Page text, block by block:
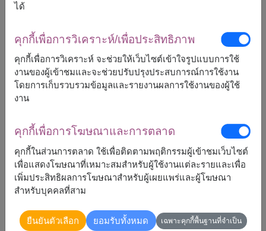
หมายเหตุ:
การจัดและดอกไม้อาจจะแตกต่างจากที่เห็นในรูปบ้าง
เล็กน้อย ขึ้นอยู่กับฤดูกาลและพื้นที่จัดส่ง
ราคาเปลี่ยนแปลงตามพื้นที่จัดส่ง
กรุงเทพ
กาญจนบุรี
กาฬสินธุ์
กำแพงเพชร
ขอนแก่น
จันทบุรี
ภูเก็ต
มหาสารคาม
มุกดาหาร
ร้อยเอ็ด
ได้
คุกกี้เพื่อการวิเคราะห์/เพื่อประสิทธิภาพ
คุกกี้เพื่อการวิเคราะห์ จะช่วยให้เว็บไซต์เข้าใจรูปแบบการใช้
งานของผู้เข้าชมและจะช่วยปรับปรุงประสบการณ์การใช้งาน
โดยการเก็บรวบรวมข้อมูลและรายงานผลการใช้งานของผู้ใช้
งาน
คุกกี้เพื่อการโฆษณาและการตลาด
คุกกี้ในส่วนการตลาด ใช้เพื่อติดตามพฤติกรรมผู้เข้าชมเว็บไซต์
เพื่อแสดงโฆษณาที่เหมาะสมสำหรับผู้ใช้งานแต่ละรายและเพื่อ
เพิ่มประสิทธิผลการโฆษณาสำหรับผู้เผยแพร่และผู้โฆษณา
สำหรับบุคคลที่สาม
ยืนยันตัวเลือก ยอมรับทั้งหมด เฉพาะคุกกี้พื้นฐานที่จำเป็น